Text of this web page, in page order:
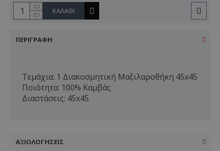
ΚΑΛΆΘΙ
ΠΕΡΙΓΡΑΦΉ
Τεμάχια: 1 Διακοσμητική Μαξιλαροθήκη 45x45
Ποιότητα: 100% Καμβάς
Διαστάσεις: 45x45
ΑΞΙΟΛΟΓΉΣΕΙΣ